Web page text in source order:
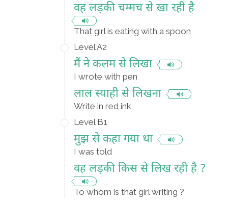
वह लड़की चम्मच से खा रही है
That girl is eating with a spoon
Level A2
मैं ने कलम से लिखा
I wrote with pen
लाल स्याही से लिखना
Write in red ink
Level B1
मुझ से कहा गया था
I was told
वह लड़की किस से लिख रही है ?
To whom is that girl writing ?